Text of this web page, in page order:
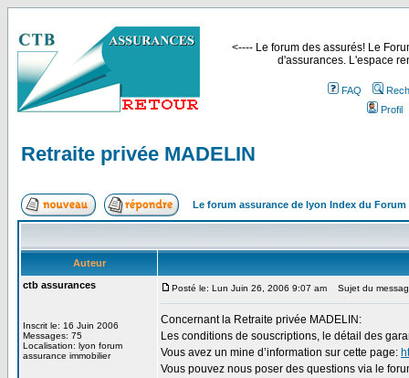
<---- Le forum des assurés! Le
d'assurances. L'espace
FAQ
Profil
Retraite privée MADELIN
Le forum assurance de lyon Index du Forum
Auteur
ctb assurances
Inscrit le: 16 Juin 2006
Messages: 75
Localisation: lyon forum
assurance immobilier
Posté le: Lun Juin 26, 2006 9:07 am Sujet du
Concernant la Retraite privée MADELIN:
Les conditions de souscriptions, le détail des
Vous avez un mine d’information sur cette page:
Vous pouvez nous poser des questions via le